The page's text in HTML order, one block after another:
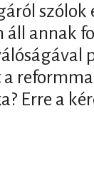
szólok
áll annak
Erre a